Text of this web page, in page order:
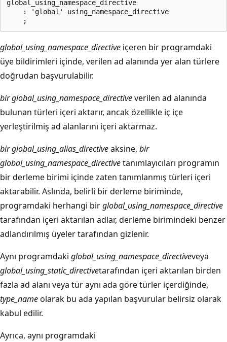
global_using_namespace_directive
    : 'global' using_namespace_directive
global_using_namespace_directive içeren bir programdaki
üye bildirimleri içinde, verilen ad alanında yer alan türlere
doğrudan başvurulabilir.
bir global_using_namespace_directiveverilen ad alanında
bulunan türleri içeri aktarır, ancak özellikle iç içe
yerleştirilmiş ad alanlarını içeri aktarmaz.
bir global_using_alias_directiveaksine, bir
global_using_namespace_directivetanımlayıcıları programın
bir derleme birimi içinde zaten tanımlanmış türleri içeri
aktarabilir. Aslında, belirli bir derleme biriminde,
programdaki herhangi birglobal_using_namespace_directive
tarafından içeri aktarılan adlar, derleme birimindeki benzer
adlandırılmış üyeler tarafından gizlenir.
Aynı programdaki global_using_namespace_directiveveya
global_using_static_directivetarafından içeri aktarılan birden
fazla ad alanı veya tür aynı ada göre türler içerdiğinde,
type_nameolarak bu ada yapılan başvurular belirsiz olarak
kabul edilir.
Ayrıca, aynı programdaki